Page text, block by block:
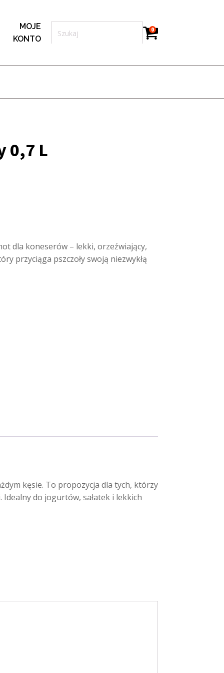
MOJE
KONTO
0
0,7 L
dla koneserów – lekki, orzeźwiający,
przyciąga pszczoły swoją niezwykłą
kęsie. To propozycja dla tych, którzy
do jogurtów, sałatek i lekkich